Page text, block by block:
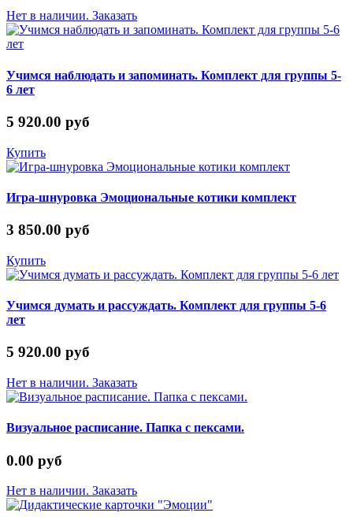
Нет в наличии. Заказать
Учимся наблюдать и запоминать. Комплект для группы 5-
6 лет
5 920.00 руб
Купить
Игра-шнуровка Эмоциональные котики комплект
3 850.00 руб
Купить
Учимся думать и рассуждать. Комплект для группы 5-6
лет
5 920.00 руб
Нет в наличии. Заказать
Визуальное расписание. Папка с пексами.
0.00 руб
Нет в наличии. Заказать